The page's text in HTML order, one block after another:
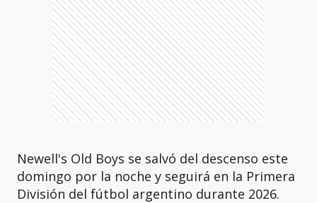
Newell's Old Boys se salvó del descenso este
domingo por la noche y seguirá en la Primera
División del fútbol argentino durante 2026.